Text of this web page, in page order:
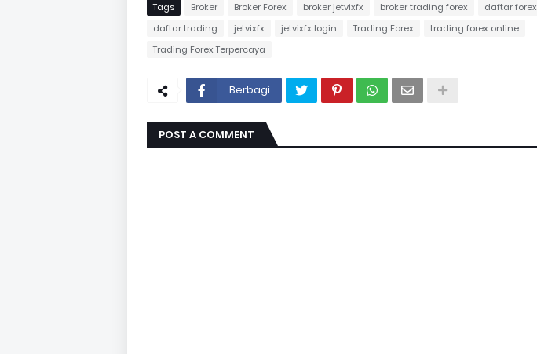
Tags Broker Broker Forex broker jetvixfx broker trading forex daftar forex
daftar trading
jetvixfx jetvixfx login Trading Forex
trading forex online
Trading Forex Terpercaya
Berbagi
POST A COMMENT